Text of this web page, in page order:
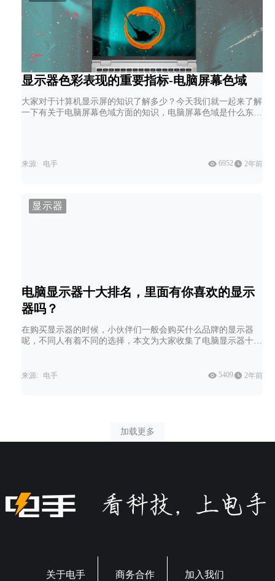
显示器色彩表现的重要指标-电脑屏幕色域
大家对于计算机显示屏的知识了解多少？今天我们就一起来了解
一下有关于电脑屏幕色域方面的知识，电脑屏幕色域是什么东
来源: 电手 6952 2年前
显示器
电脑显示器十大排名，里面有你喜欢的显示
器吗？
在购买显示器的时候，小伙伴们一般会购买什么品牌的显示器
呢，不同人有着不同的选择，本文为大家收集了电脑显示器十大
来源: 电手 5409 2年前
加载更多
关于电手 商务合作 加入我们